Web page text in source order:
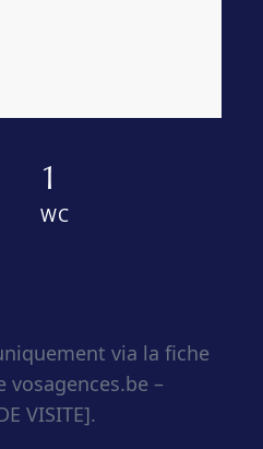
1
WC
via la fiche
–
VISITE].